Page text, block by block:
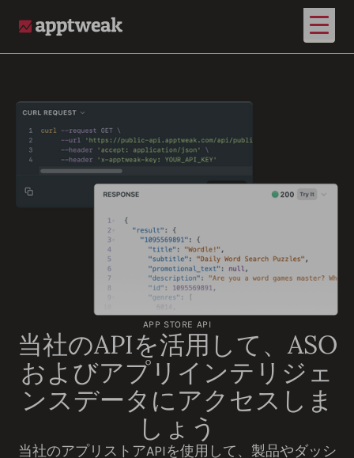
メイ
APP STORE API
当社のAPIを活用して、ASO
およびアプリインテリジェ
ンスデータにアクセスしま
しょう
当社のアプリストアAPIを使用して、製品やダッシ